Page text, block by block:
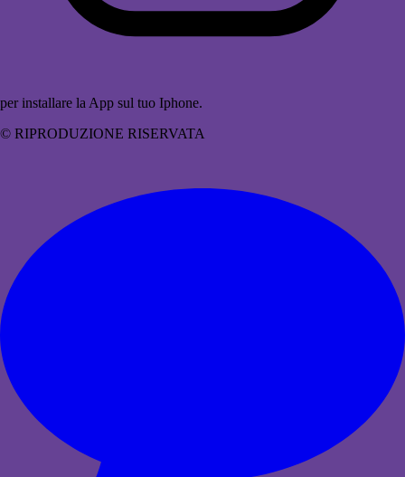
per installare la App sul tuo Iphone.
© RIPRODUZIONE RISERVATA